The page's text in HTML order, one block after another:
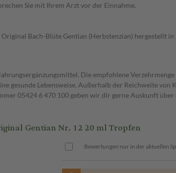
Sie mit Ihrem Arzt vor der Einnahme.
Bach-Blüte Gentian (Herbstenzian) hergestellt in
Die empfohlene
gesunde Lebensweise. Außerhalb der Reichweite
05424 6 470 100 geben wir dir gerne Auskunft
Gentian Nr. 12 20 ml Tropfen
Bewertungen nur in der aktuellen